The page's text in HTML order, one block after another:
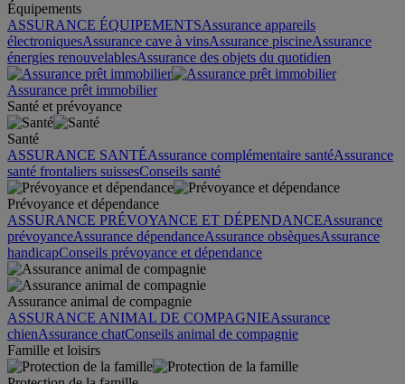
Équipements
ASSURANCE ÉQUIPEMENTSAssurance appareils
électroniquesAssurance cave à vinsAssurance piscineAssurance
énergies renouvelablesAssurance des objets du quotidien
Assurance prêt immobilier
Santé et prévoyance
Santé
ASSURANCE SANTÉAssurance complémentaire santéAssurance
santé frontaliers suissesConseils santé
Prévoyance et dépendance
ASSURANCE PRÉVOYANCE ET DÉPENDANCEAssurance
prévoyanceAssurance dépendanceAssurance obsèquesAssurance
handicapConseils prévoyance et dépendance
Assurance animal de compagnie
ASSURANCE ANIMAL DE COMPAGNIEAssurance
chienAssurance chatConseils animal de compagnie
Famille et loisirs